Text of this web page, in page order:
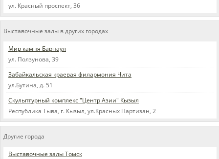
ул. Красный проспект, 36
Выставочные залы в других городах
Мир камня Барнаул
ул. Ползунова, 39
Забайкальская краевая филармония Чита
ул.Бутина, д. 51
Скульптурный комплекс "Центр Азии" Кызыл
Республика Тыва, г. Кызыл, ул.Красных Партизан, 2
Другие города
Выставочные залы Томск